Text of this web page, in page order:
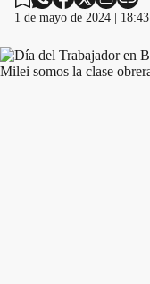
1 de mayo de 2024 | 18:43